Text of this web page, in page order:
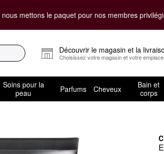
nous mettons le paquet pour nos membres
Découvrir le magasin et la
Choisissez votre magasin et votre
Soins pour la
peau
Parfums Cheveux
Bain et
corps